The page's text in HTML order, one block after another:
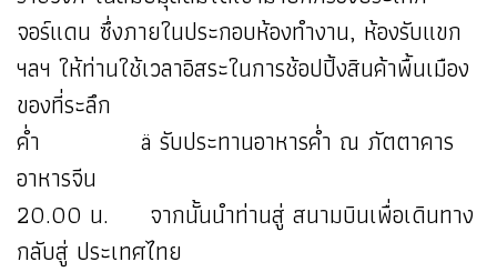
จอร์แดน ซึ่งภายในประกอบห้องทำงาน, ห้องรับแขก
ฯลฯ ให้ท่านใช้เวลาอิสระในการช้อปปิ้งสินค้าพื้นเมือง
ของที่ระลึก
ค่ำ ä รับประทานอาหารค่ำ ณ ภัตตาคาร
อาหารจีน
20.00 น. จากนั้นนำท่านสู่ สนามบินเพื่อเดินทาง
กลับสู่ ประเทศไทย